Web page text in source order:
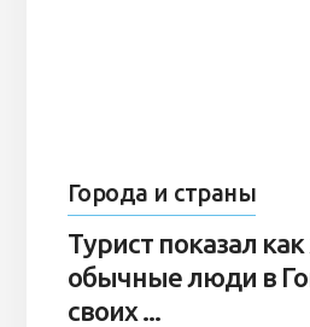
Города и страны
Турист показал
обычные люди в
своих ...